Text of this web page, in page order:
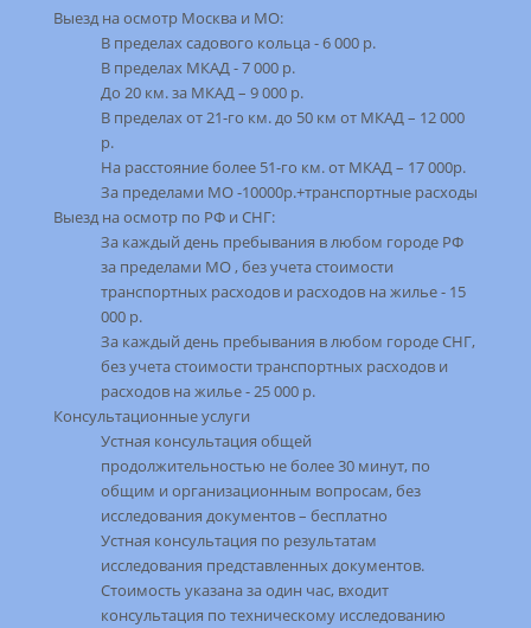
Выезд на оcмотр Москва и МО:
В пределах садового кольца - 6 000 р.
В пределах МКАД - 7 000 р.
До 20 км. за МКАД – 9 000 р.
В пределах от 21-го км. до 50 км от МКАД – 12 000
р.
На расстояние более 51-го км. от МКАД – 17 000р.
За пределами МО -10000р.+транспортные расходы
Выезд на осмотр по РФ и СНГ:
За каждый день пребывания в любом городе РФ
за пределами МО , без учета стоимости
транспортных расходов и расходов на жилье - 15
000 р.
За каждый день пребывания в любом городе СНГ,
без учета стоимости транспортных расходов и
расходов на жилье - 25 000 р.
Консультационные услуги
Устная консультация общей
продолжительностью не более 30 минут, по
общим и организационным вопросам, без
исследования документов – бесплатно
Устная консультация по результатам
исследования представленных документов.
Стоимость указана за один час, входит
консультация по техническому исследованию